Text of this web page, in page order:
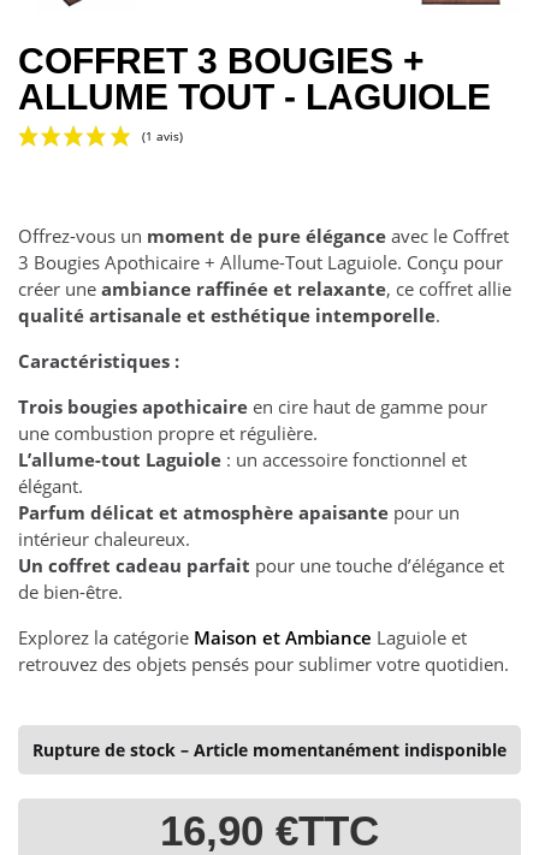
COFFRET 3 BOUGIES +
ALLUME TOUT - LAGUIOLE
Offrez-vous un moment de pure élégance avec le Coffret
3 Bougies Apothicaire + Allume-Tout Laguiole. Conçu pour
créer une ambiance raffinée et relaxante, ce coffret allie
qualité artisanale et esthétique intemporelle.
Caractéristiques :
Trois bougies apothicaire en cire haut de gamme pour
une combustion propre et régulière.
L’allume-tout Laguiole : un accessoire fonctionnel et
élégant.
Parfum délicat et atmosphère apaisante pour un
intérieur chaleureux.
Un coffret cadeau parfait pour une touche d’élégance et
de bien-être.
Explorez la catégorie Maison et Ambiance Laguiole et
retrouvez des objets pensés pour sublimer votre quotidien.
Rupture de stock – Article momentanément indisponible
16,90 €TTC